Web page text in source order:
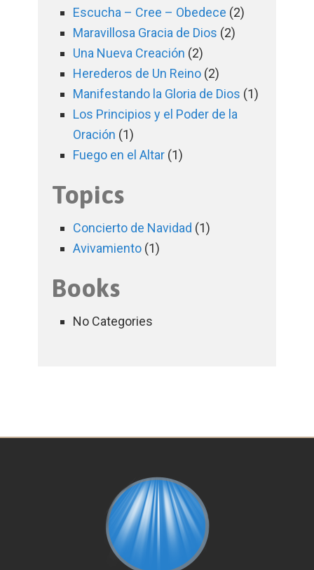
Escucha – Cree – Obedece (2)
Maravillosa Gracia de Dios (2)
Una Nueva Creación (2)
Herederos de Un Reino (2)
Manifestando la Gloria de Dios (1)
Los Principios y el Poder de la
Oración (1)
Fuego en el Altar (1)
Topics
Concierto de Navidad (1)
Avivamiento (1)
Books
No Categories